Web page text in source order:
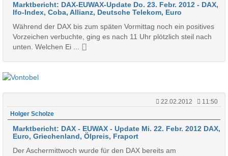
Marktbericht: DAX-EUWAX-Update Do. 23. Febr. 2012 - DAX,
Ifo-Index, Coba, Allianz, Deutsche Telekom, Euro
Während der DAX bis zum späten Vormittag noch ein positives
Vorzeichen verbuchte, ging es nach 11 Uhr plötzlich steil nach
unten. Welchen Ei ...
22.02.2012
11:50
Holger Scholze
Marktbericht: DAX - EUWAX - Update Mi. 22. Febr. 2012 DAX,
Euro, Griechenland, Ölpreis, Fraport
Der Aschermittwoch wurde für den DAX bereits am